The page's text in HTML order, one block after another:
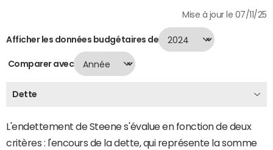
Mise à jour le 07/11/25
Afficher les données budgétaires de
Comparer avec
Dette
L'endettement de Steene s'évalue en fonction de deux
critères : l'encours de la dette, qui représente la somme